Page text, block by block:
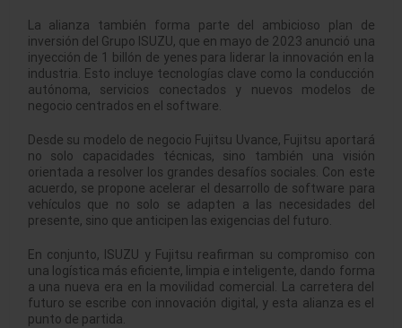
La alianza también forma parte del ambicioso plan de
inversión del Grupo ISUZU, que en mayo de 2023 anunció una
inyección de 1 billón de yenes para liderar la innovación en la
industria. Esto incluye tecnologías clave como la conducción
autónoma, servicios conectados y nuevos modelos de
negocio centrados en el software.
Desde su modelo de negocio Fujitsu Uvance, Fujitsu aportará
no solo capacidades técnicas, sino también una visión
orientada a resolver los grandes desafíos sociales. Con este
acuerdo, se propone acelerar el desarrollo de software para
vehículos que no solo se adapten a las necesidades del
presente, sino que anticipen las exigencias del futuro.
En conjunto, ISUZU y Fujitsu reafirman su compromiso con
una logística más eficiente, limpia e inteligente, dando forma
a una nueva era en la movilidad comercial. La carretera del
futuro se escribe con innovación digital, y esta alianza es el
punto de partida.